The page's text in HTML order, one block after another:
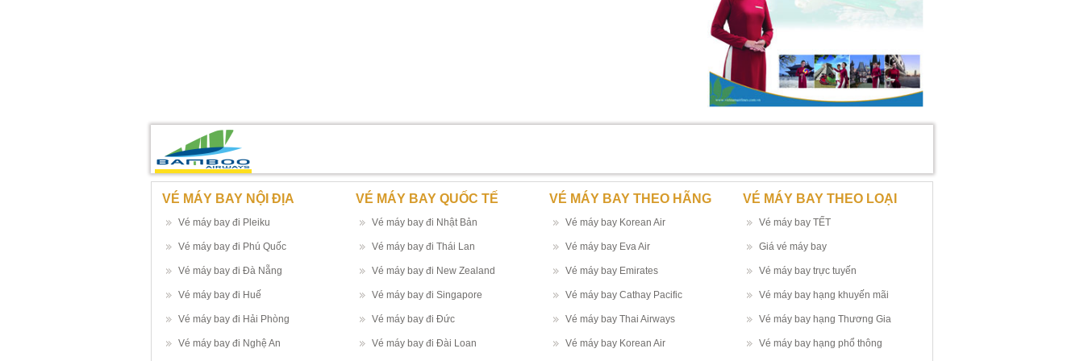
VÉ MÁY BAY NỘI ĐỊA
Vé máy bay đi Pleiku
Vé máy bay đi Phú Quốc
Vé máy bay đi Đà Nẵng
Vé máy bay đi Huế
Vé máy bay đi Hải Phòng
Vé máy bay đi Nghệ An
VÉ MÁY BAY QUỐC TẾ
Vé máy bay đi Nhật Bản
Vé máy bay đi Thái Lan
Vé máy bay đi New Zealand
Vé máy bay đi Singapore
Vé máy bay đi Đức
Vé máy bay đi Đài Loan
VÉ MÁY BAY THEO HÃNG
Vé máy bay Korean Air
Vé máy bay Eva Air
Vé máy bay Emirates
Vé máy bay Cathay Pacific
Vé máy bay Thai Airways
Vé máy bay Korean Air
VÉ MÁY BAY THEO LOẠI
Vé máy bay TẾT
Giá vé máy bay
Vé máy bay trực tuyến
Vé máy bay hạng khuyến mãi
Vé máy bay hạng Thương Gia
Vé máy bay hạng phổ thông